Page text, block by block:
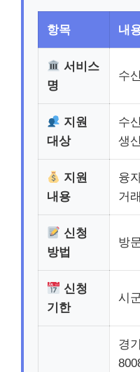
항목 내
서비스
명
수
지원
대상
수
생
지원
내용
융
거
신청
방법
방
신청
기한
시
경